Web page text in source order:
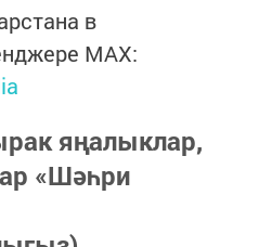
в
MАХ:
яңалыклар,
«Шәһри